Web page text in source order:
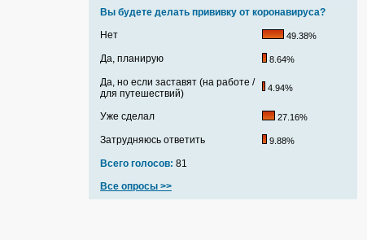
Вы будете делать прививку от коронавируса?
Нет
49.38%
Да, планирую 8.64%
Да, но если заставят (на работе /
для путешествий)
4.94%
Уже сделал 27.16%
Затрудняюсь ответить 9.88%
Всего голосов: 81
Все опросы >>